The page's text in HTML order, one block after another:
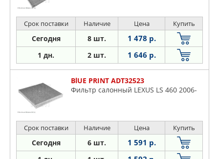
Срок поставки Наличие Цена Купить
Сегодня 8 шт. 1 478 р.
1 дн. 2 шт. 1 646 р.
BlUE PRINT ADT32523
Фильтр салонный LEXUS LS 460 2006-
Срок поставки Наличие Цена Купить
Сегодня 6 шт. 1 591 р.